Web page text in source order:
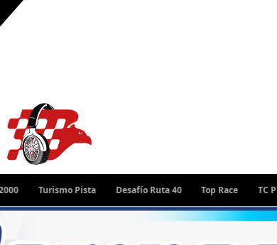
Turismo Pista Desafío Ruta 40 Top Race TC Pista